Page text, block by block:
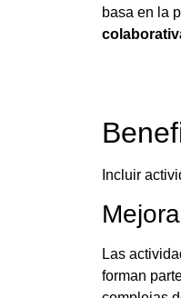
basa en la
Incluir
Las
forman